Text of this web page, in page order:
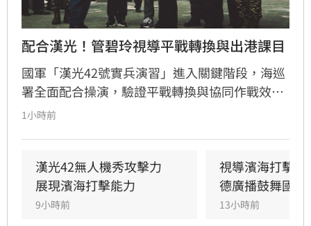
配合漢光！管碧玲視導平戰轉換與出港課目
國軍「漢光42號實兵演習」進入關鍵階段，海巡
署全面配合操演，驗證平戰轉換與協同作戰效
能。海委會主委管碧玲親赴台北港與左營軍港視
1小時前
漢光42無人機秀攻擊力
展現濱海打擊能力
9小時前
視導濱海打擊
德廣播鼓舞國軍
13小時前